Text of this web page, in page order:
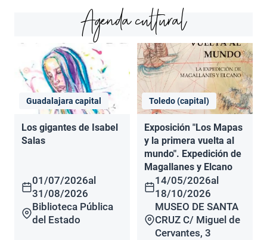
Agenda cultural
Guadalajara capital
Los gigantes de Isabel
Salas
01/07/2026al
31/08/2026
Biblioteca Pública
del Estado
Toledo (capital)
Exposición "Los Mapas
y la primera vuelta al
mundo". Expedición de
Magallanes y Elcano
14/05/2026al
18/10/2026
MUSEO DE SANTA
CRUZ C/ Miguel de
Cervantes, 3